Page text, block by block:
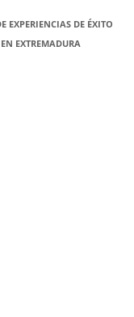
EXPERIENCIAS DE ÉXITO
EXTREMADURA